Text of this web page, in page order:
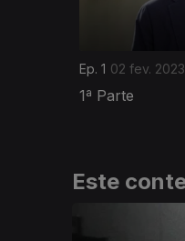
Ep. 1 02 fev. 2023
1ª Parte
Este